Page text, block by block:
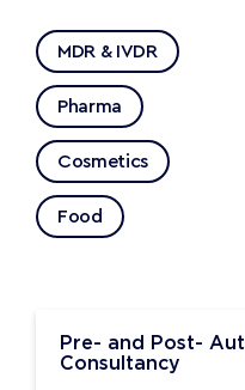
MDR & IVDR
Pharma
Cosmetics
Food
Pre- and Post-
Consultancy